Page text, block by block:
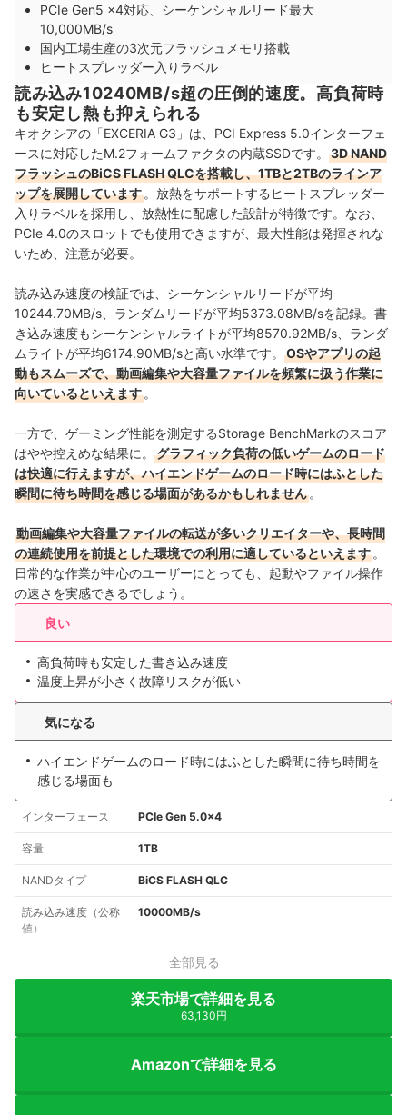
PCIe Gen5 x4対応、シーケンシャルリード最大
10,000MB/s
国内工場生産の3次元フラッシュメモリ搭載
ヒートスプレッダー入りラベル
読み込み10240MB/s超の圧倒的速度。高負荷時
も安定し熱も抑えられる
キオクシアの「EXCERIA G3」は、PCI Express 5.0インターフェ
ースに対応したM.2フォームファクタの内蔵SSDです。
3D NAND
フラッシュのBiCS FLASH QLCを搭載し、1TBと2TBのラインア
ップを展開しています 。放熱をサポートするヒートスプレッダー
入りラベルを採用し、放熱性に配慮した設計が特徴です。なお、
PCIe 4.0のスロットでも使用できますが、最大性能は発揮されな
いため、注意が必要。
読み込み速度の検証では、シーケンシャルリードが平均
10244.70MB/s、ランダムリードが平均5373.08MB/sを記録。書
き込み速度もシーケンシャルライトが平均8570.92MB/s、ランダ
ムライトが平均6174.90MB/sと高い水準です。
OSやアプリの起
動もスムーズで、動画編集や大容量ファイルを頻繁に扱う作業に
向いているといえます 。
一方で、ゲーミング性能を測定するStorage BenchMarkのスコア
はやや控えめな結果に。
グラフィック負荷の低いゲームのロード
は快適に行えますが、ハイエンドゲームのロード時にはふとした
瞬間に待ち時間を感じる場面があるかもしれません 。
動画編集や大容量ファイルの転送が多いクリエイターや、長時間
の連続使用を前提とした環境での利用に適しているといえます 。
日常的な作業が中心のユーザーにとっても、起動やファイル操作
の速さを実感できるでしょう。
良い
高負荷時も安定した書き込み速度
温度上昇が小さく故障リスクが低い
気になる
ハイエンドゲームのロード時にはふとした瞬間に待ち時間を
感じる場面も
インターフェース PCIe Gen 5.0×4
容量 1TB
NANDタイプ BiCS FLASH QLC
読み込み速度（公称
値）
10000MB/s
全部見る
楽天市場で詳細を見る
63,130円
Amazonで詳細を見る